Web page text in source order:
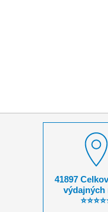
41897
výdajných